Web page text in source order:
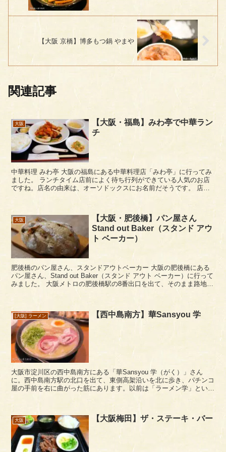
【大阪 京橋】博多もつ鍋 やまや
関連記事
大阪
【大阪・福島】みわ亭で中華ラン
チ
中華料理 みわ亭 大阪の福島にある中華料理店「みわ亭」に行ってみ
ました。 ランチタイム店前によく待ち行列ができている人気のお店
ですね。店名の由来は、オーソドックスにお名前だそうです。 店前
大阪
【大阪・肥後橋】パン屋さん
Stand out Baker（スタンド アウ
ト ベーカー）
肥後橋のパン屋さん、スタンドアウトベーカー 大阪の肥後橋にある
パン屋さん、Stand out Baker（スタンド アウト ベーカー）に行って
みました。 大阪メトロの肥後橋駅の8番出口を出て、そのまま路地を
[大阪] ラーメン 【西中島南方】華Sansyou 学
大阪市淀川区の西中島南方にある「華Sansyou 学（がく）」さん
に。西中島南方駅の北口を出て、東側高架沿いを北に歩き、パチンコ
屋の手前を右に曲がった筋にあります。以前は「ラーメン学」という
大阪 【大阪梅田】ザ・ステーキ・バー